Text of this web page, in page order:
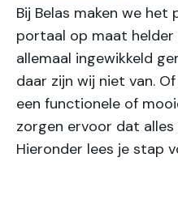
Bij Belas maken we het
portaal op maat helder
allemaal ingewikkeld
daar zijn wij niet van.
een functionele of
zorgen ervoor dat
Hieronder lees je stap